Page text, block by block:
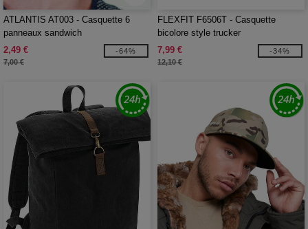
ATLANTIS AT003 - Casquette 6
panneaux sandwich
2,49 €
7,00 €
-64%
FLEXFIT F6506T - Casquette
bicolore style trucker
7,99 €
12,10 €
-34%